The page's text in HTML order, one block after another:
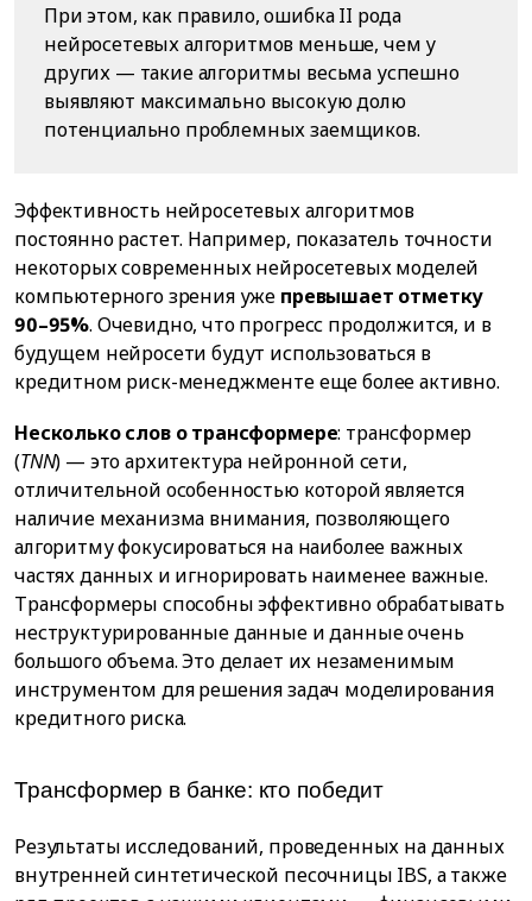
При этом, как правило, ошибка II рода
нейросетевых алгоритмов меньше, чем у
других — такие алгоритмы весьма успешно
выявляют максимально высокую долю
потенциально проблемных заемщиков.
Эффективность нейросетевых алгоритмов
постоянно растет. Например, показатель точности
некоторых современных нейросетевых моделей
компьютерного зрения уже превышает отметку
90–95%. Очевидно, что прогресс продолжится, и в
будущем нейросети будут использоваться в
кредитном риск-менеджменте еще более активно.
Несколько слов о трансформере: трансформер
(TNN) — это архитектура нейронной сети,
отличительной особенностью которой является
наличие механизма внимания, позволяющего
алгоритму фокусироваться на наиболее важных
частях данных и игнорировать наименее важные.
Трансформеры способны эффективно обрабатывать
неструктурированные данные и данные очень
большого объема. Это делает их незаменимым
инструментом для решения задач моделирования
кредитного риска.
Трансформер в банке: кто победит
Результаты исследований, проведенных на данных
внутренней синтетической песочницы IBS, а также